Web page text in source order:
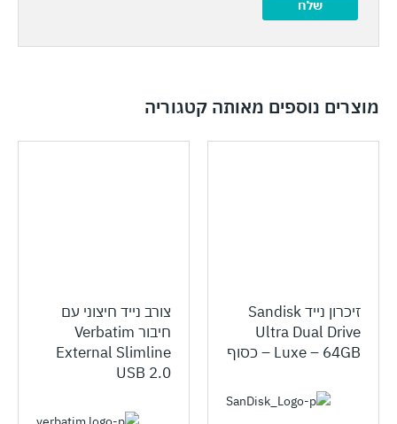
מוצרים נוספים מאותה קטגוריה
זיכרון נייד Sandisk
Ultra Dual Drive
Luxe – 64GB – כסוף
צורב נייד חיצוני עם
חיבור Verbatim
External Slimline
USB 2.0